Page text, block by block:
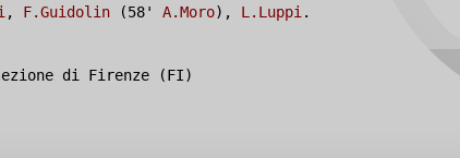
, F.Guidolin (58' A.Moro), L.Luppi .
di Firenze (FI)